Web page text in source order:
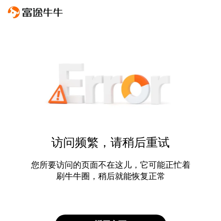
访问频繁，请稍后重试
您所要访问的页面不在这儿，它可能正忙着
刷牛牛圈，稍后就能恢复正常